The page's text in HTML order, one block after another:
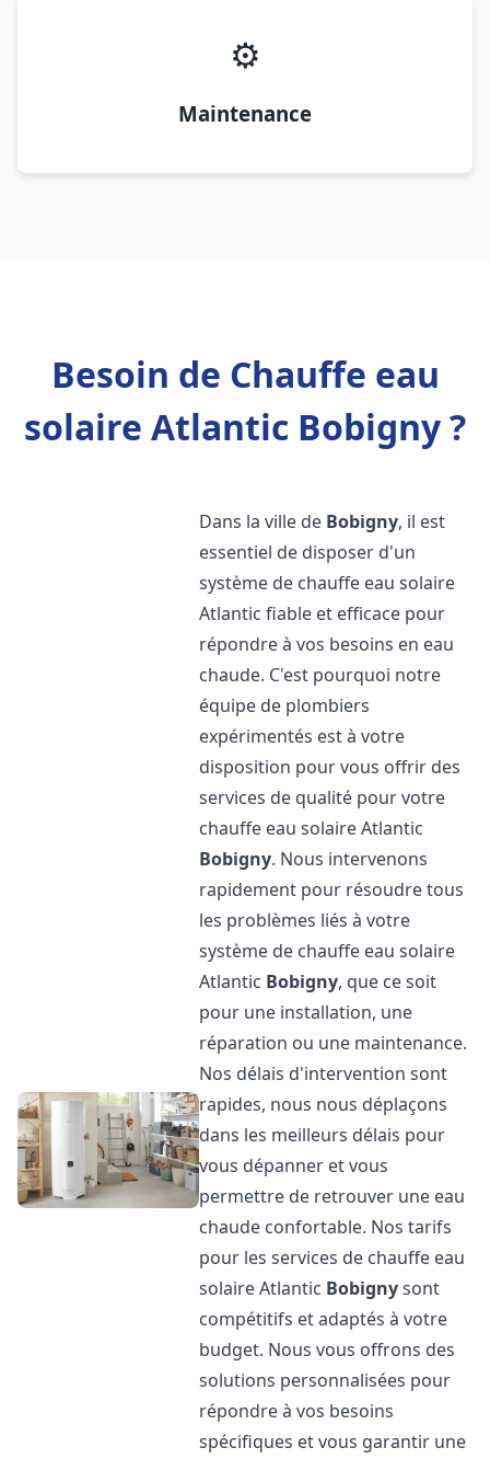
⚙️
Maintenance
Besoin de Chauffe eau
solaire Atlantic Bobigny ?
Dans la ville de Bobigny, il est
essentiel de disposer d'un
système de chauffe eau solaire
Atlantic fiable et efficace pour
répondre à vos besoins en eau
chaude. C'est pourquoi notre
équipe de plombiers
expérimentés est à votre
disposition pour vous offrir des
services de qualité pour votre
chauffe eau solaire Atlantic
Bobigny. Nous intervenons
rapidement pour résoudre tous
les problèmes liés à votre
système de chauffe eau solaire
Atlantic Bobigny, que ce soit
pour une installation, une
réparation ou une maintenance.
Nos délais d'intervention sont
rapides, nous nous déplaçons
dans les meilleurs délais pour
vous dépanner et vous
permettre de retrouver une eau
chaude confortable. Nos tarifs
pour les services de chauffe eau
solaire Atlantic Bobignysont
compétitifs et adaptés à votre
budget. Nous vous offrons des
solutions personnalisées pour
répondre à vos besoins
spécifiques et vous garantir une